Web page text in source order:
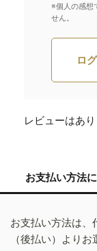
※個人の感想
せん。
ロ
レビューはあり
お支払い方法
お支払い方法は、
（後払い）よりお